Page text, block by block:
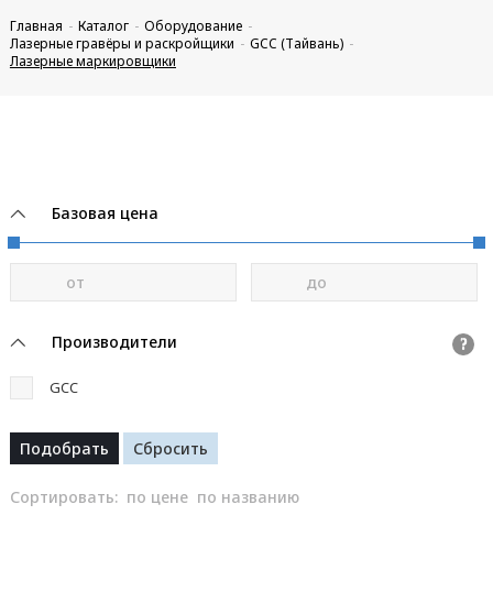
Главная Каталог
Оборудование
Лазерные гравёры и раскройщики
GCC (Тайвань)
Лазерные маркировщики
Базовая цена
от до
Производители ?
GCC
Сортировать: по цене по названию